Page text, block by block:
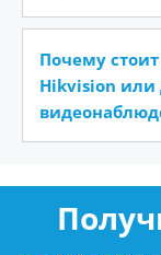
Почему
Hikvision или